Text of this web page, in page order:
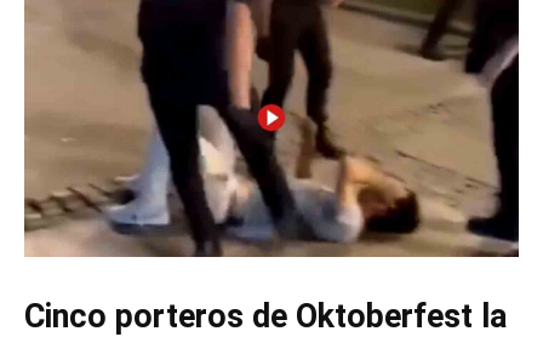
Cinco porteros de Oktoberfest la